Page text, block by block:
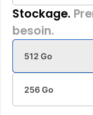
Stockage.
besoin.
512 Go
256 Go